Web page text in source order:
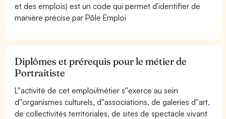
et des emplois) est un code qui permet d'identifier de
manière précise par Pôle Emploi
Diplômes et prérequis pour le métier de
Portraitiste
L''activité de cet emploi/métier s''exerce au sein
d''organismes culturels, d''associations, de galeries d''art,
de collectivités territoriales, de sites de spectacle vivant